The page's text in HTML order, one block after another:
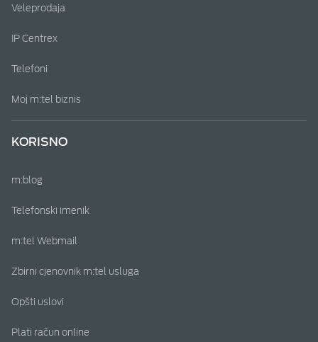
Veleprodaja
IP Centrex
Telefoni
Moj m:tel biznis
KORISNO
m:blog
Telefonski imenik
m:tel Webmail
Zbirni cjenovnik m:tel usluga
Opšti uslovi
Plati račun online